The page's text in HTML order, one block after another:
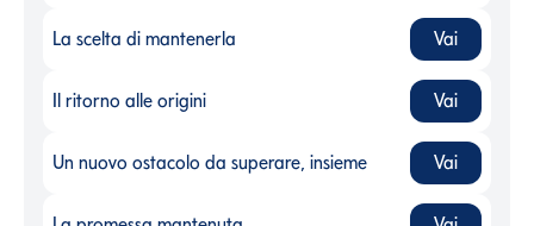
La scelta di mantenerla
La scelta di mantenerla Vai
Il ritorno alle origini-
Il ritorno alle origini Vai
Un nuovo ostacolo da superare, insieme-
Un nuovo ostacolo da superare, insieme Vai